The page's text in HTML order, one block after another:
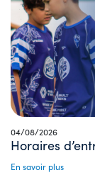
04/08/2026
Horaires
En savoir plus